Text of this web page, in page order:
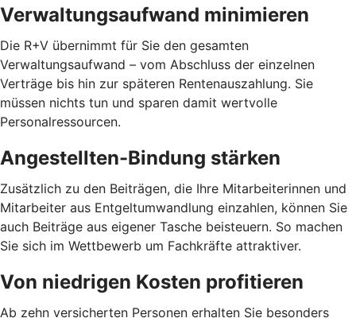
Verwaltungsaufwand minimieren
Die R+V übernimmt für Sie den gesamten
Verwaltungsaufwand – vom Abschluss der einzelnen
Verträge bis hin zur späteren Rentenauszahlung. Sie
müssen nichts tun und sparen damit wertvolle
Personalressourcen.
Angestellten-Bindung stärken
Zusätzlich zu den Beiträgen, die Ihre Mitarbeiterinnen und
Mitarbeiter aus Entgeltumwandlung einzahlen, können Sie
auch Beiträge aus eigener Tasche beisteuern. So machen
Sie sich im Wettbewerb um Fachkräfte attraktiver.
Von niedrigen Kosten profitieren
Ab zehn versicherten Personen erhalten Sie besonders